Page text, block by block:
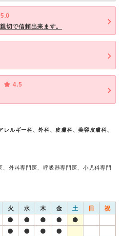
5.0
切で信頼出来ます。
4.5
レルギー科、外科、皮膚科、美容皮膚科、
外科専門医、呼吸器専門医、小児科専門
火 水 木 金 土 日 祝